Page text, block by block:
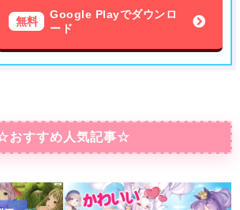
無料
Google Playでダウンロ
ード
おすすめ人気記事☆